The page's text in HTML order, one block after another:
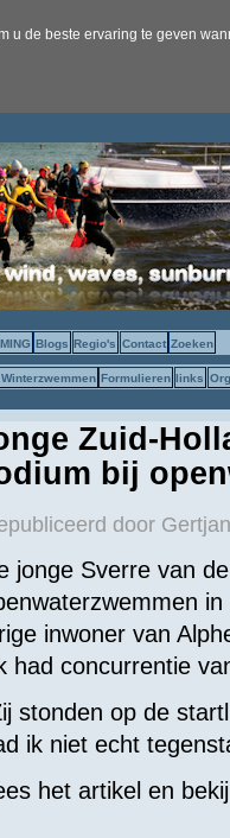
u de beste ervaring te geven
Blogs Regio's Contact Zoeken
Formulieren links
Zuid-
bij
door
jonge Sverre van
inwoner van
had concurrentie
stonden op de
ik niet echt
het artikel en